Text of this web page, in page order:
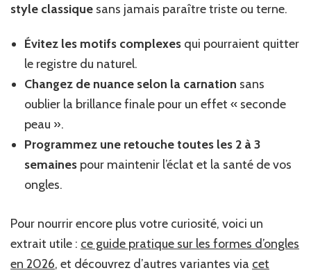
style classique sans jamais paraître triste ou terne.
Évitez les motifs complexes qui pourraient quitter
le registre du naturel.
Changez de nuance selon la carnation sans
oublier la brillance finale pour un effet « seconde
peau ».
Programmez une retouche toutes les 2 à 3
semaines pour maintenir l’éclat et la santé de vos
ongles.
Pour nourrir encore plus votre curiosité, voici un
extrait utile : ce guide pratique sur les formes d’ongles
en 2026, et découvrez d’autres variantes via cet